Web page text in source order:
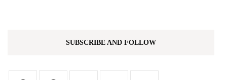
SUBSCRIBE AND FOLLOW